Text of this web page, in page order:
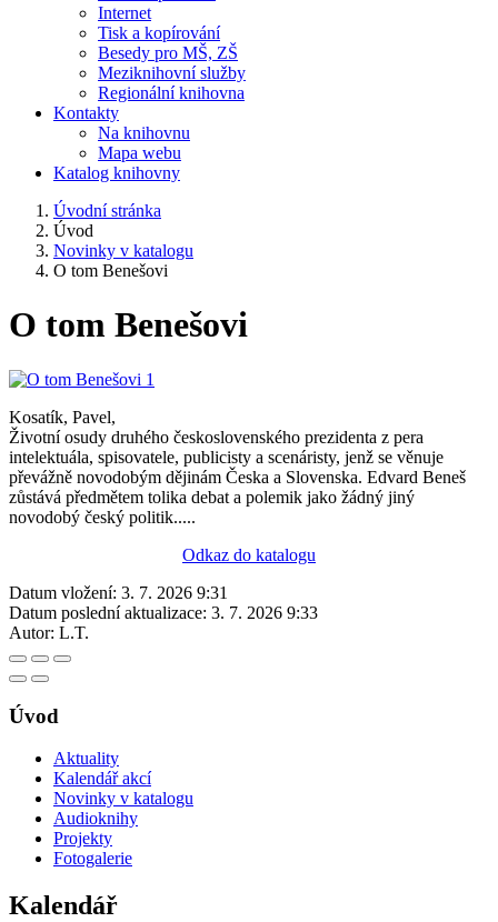
Internet
Tisk a kopírování
Besedy pro MŠ, ZŠ
Meziknihovní služby
Regionální knihovna
Kontakty
Na knihovnu
Mapa webu
Katalog knihovny
Úvodní stránka
Úvod
Novinky v katalogu
O tom Benešovi
O tom Benešovi
Kosatík, Pavel,
Životní osudy druhého československého prezidenta z pera
intelektuála, spisovatele, publicisty a scenáristy, jenž se věnuje
převážně novodobým dějinám Česka a Slovenska. Edvard Beneš
zůstává předmětem tolika debat a polemik jako žádný jiný
novodobý český politik.....
Odkaz do katalogu
Datum vložení: 3. 7. 2026 9:31
Datum poslední aktualizace: 3. 7. 2026 9:33
Autor: L.T.
Úvod
Aktuality
Kalendář akcí
Novinky v katalogu
Audioknihy
Projekty
Fotogalerie
Kalendář